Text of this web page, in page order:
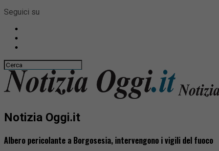
Seguici su
Notizia Oggi.it
Albero pericolante a Borgosesia, intervengono i vigili del fuoco